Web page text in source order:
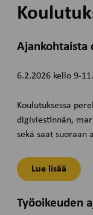
Ajankohtaista
6.2.2026 kello 9-
Koulutuksessa
digiviestinnän,
sekä saat suoraan
Lue lisää
Työoikeuden